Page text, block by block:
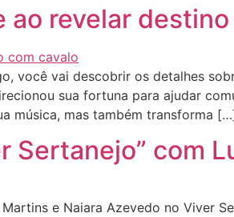
revelar
você vai descobrir os detalhes
sua fortuna para ajudar
música, mas também transforma
Sertanejo” com
e Naiara Azevedo no Viver